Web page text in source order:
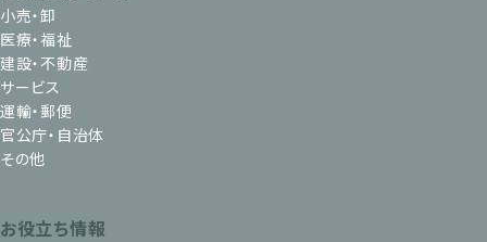
小売・卸
医療・福祉
建設・不動産
サービス
運輸・郵便
官公庁・自治体
その他
お役立ち情報